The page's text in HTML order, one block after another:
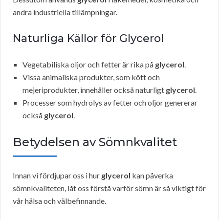
andra industriella tillämpningar.
Naturliga Källor för Glycerol
Vegetabiliska oljor och fetter är rika på glycerol.
Vissa animaliska produkter, som kött och
mejeriprodukter, innehåller också naturligt glycerol.
Processer som hydrolys av fetter och oljor genererar
också glycerol.
Betydelsen av Sömnkvalitet
Innan vi fördjupar oss i hur glycerol kan påverka
sömnkvaliteten, låt oss förstå varför sömn är så viktigt för
vår hälsa och välbefinnande.